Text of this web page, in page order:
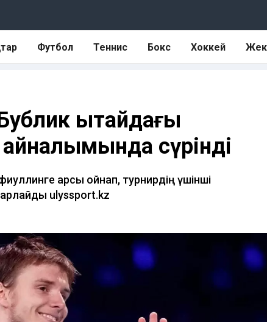
Футбол Теннис Бокс Хоккей
Қытайдағы
сүрінді
қарсы ойнап, турнирдің үшінші
ulyssport.kz